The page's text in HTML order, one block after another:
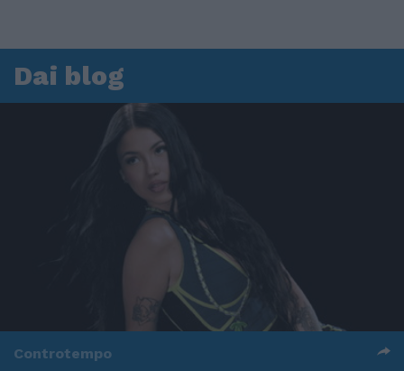
Dai blog
Controtempo